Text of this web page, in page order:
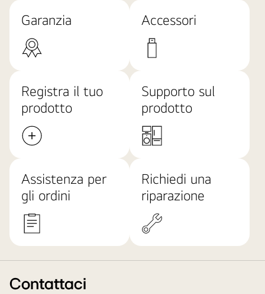
Garanzia Accessori
Registra il tuo
prodotto
Supporto sul
prodotto
Assistenza per
gli ordini
Richiedi una
riparazione
Contattaci